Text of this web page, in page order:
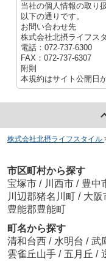
当社の個人情報の取り
以下の通りです。
お問い合わせ先
株式会社北摂ライフス
電話：072-737-6300
FAX：072-737-6307
附則
本規約はサイト公開日
株式会社北摂ライフスタイル
市区町村から探す
宝塚市 / 川西市 / 豊中
川辺郡猪名川町 / 大阪
豊能郡豊能町
町名から探す
清和台西 / 水明台 / 武
雲雀丘山手 / 五月丘 /